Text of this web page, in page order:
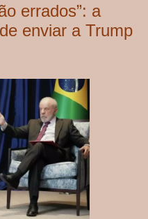
errados”: a
enviar a Trump